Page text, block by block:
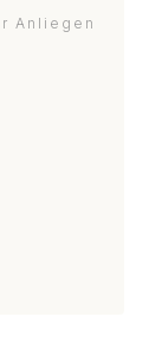
Anliegen